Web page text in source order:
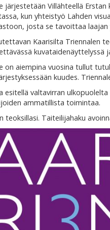
järjestetään Villähteellä
kun yhteistyö Lahden
josta se tavoittaa laajan
Kaarisilta Triennalen
on aiempina vuosina tullut
kuudes.
esitellä valtavirran
ammatillista toimintaa.
teoksillasi. Taiteilijahaku